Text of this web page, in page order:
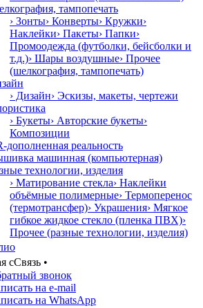
тампопечать
› Зонты› Конверты› Кружки›
Наклейки› Пакеты› Папки›
Промоодежда (футболки, бейсболки и
т.д.)› Шары воздушные› Прочее
(шелкография, тампопечать)
› Дизайн› Эскизы, макеты, чертежи
› Букеты› Авторские букеты›
Композиции
дополненная реальность
машинная (компьютерная)
технологии, изделия
› Матирование стекла› Наклейки
объёмные полимерные› Термоперенос
(термотрансфер)› Украшения› Мягкое
гибкое жидкое стекло (пленка ПВХ)›
Прочее (разные технологии, изделия)
сСвязь •
звонок
на e-mail
на WhatsApp